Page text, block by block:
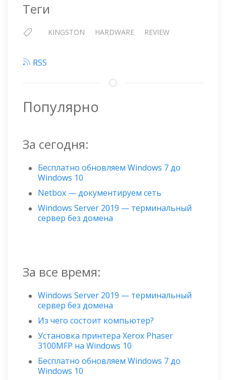
Теги
KINGSTON HARDWARE REVIEW
RSS
Популярно
За сегодня:
Бесплатно обновляем Windows 7 до
Windows 10
Netbox — документируем сеть
Windows Server 2019 — терминальный
сервер без домена
За все время:
Windows Server 2019 — терминальный
сервер без домена
Из чего состоит компьютер?
Установка принтера Xerox Phaser
3100MFP на Windows 10
Бесплатно обновляем Windows 7 до
Windows 10